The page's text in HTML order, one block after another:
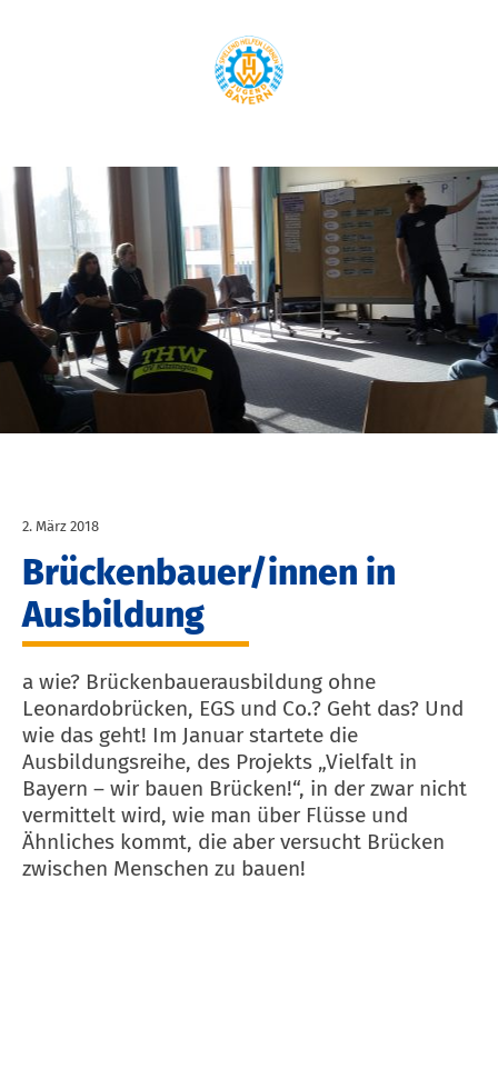
2. März 2018
Brückenbauer/innen in
Ausbildung
a wie? Brückenbauerausbildung ohne
Leonardobrücken, EGS und Co.? Geht das? Und
wie das geht! Im Januar startete die
Ausbildungsreihe, des Projekts „Vielfalt in
Bayern – wir bauen Brücken!“, in der zwar nicht
vermittelt wird, wie man über Flüsse und
Ähnliches kommt, die aber versucht Brücken
zwischen Menschen zu bauen!